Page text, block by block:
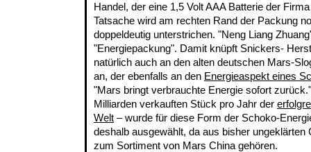
Handel, der eine 1,5 Volt AAA Batterie der
Tatsache wird am rechten Rand der Packung
doppeldeutig unterstrichen. "Neng Liang
"Energiepackung". Damit knüpft Snickers-
natürlich auch an den alten deutschen Mars-
an, der ebenfalls an den Energieaspekt eines
"Mars bringt verbrauchte Energie sofort
Milliarden verkauften Stück pro Jahr der
Welt – wurde für diese Form der Schoko-
deshalb ausgewählt, da aus bisher
zum Sortiment von Mars China gehören.